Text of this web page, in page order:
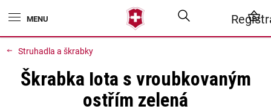
na
Struhadla a škrabky
Škrabka Iota s vroubkovaným
ostřím zelená